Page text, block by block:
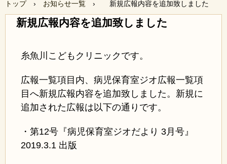
トップ › お知らせ一覧 › 新規広報内容を追加致しました
新規広報内容を追加致しました
糸魚川こどもクリニックです。
広報一覧項目内、病児保育室ジオ広報一覧項
目へ新規広報内容を追加致しました。新規に
追加された広報は以下の通りです。
・第12号『病児保育室ジオだより 3月号』
2019.3.1 出版